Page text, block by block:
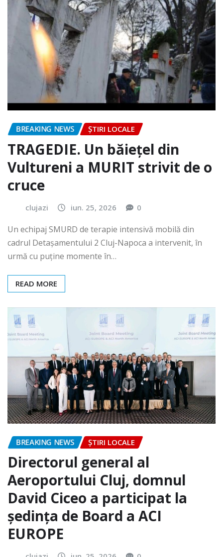
BREAKING NEWS ȘTIRI LOCALE
TRAGEDIE. Un băiețel din
Vultureni a MURIT strivit de o
cruce
clujazi iun. 25, 2026 0
Un echipaj SMURD de terapie intensivă mobilă din
cadrul Detașamentului 2 Cluj-Napoca a intervenit, în
urmă cu puține momente în…
READ MORE
BREAKING NEWS ȘTIRI LOCALE
Directorul general al
Aeroportului Cluj, domnul
David Ciceo a participat la
ședința de Board a ACI
EUROPE